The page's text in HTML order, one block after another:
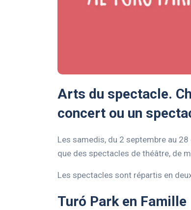
Arts du spectacle.
concert ou un
Les samedis, du 2 septembre au
que des spectacles de théâtre, de
Les spectacles sont répartis en
Turó Park en Famille